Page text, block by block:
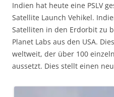
Indien hat heute eine PSLV
Satellite Launch Vehikel.
Satelliten in den Erdorbit zu
Planet Labs aus den USA.
weltweit, der über 100
aussetzt. Dies stellt einen